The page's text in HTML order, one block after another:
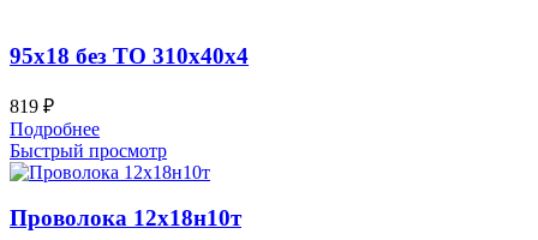
95х18 без ТО 310x40x4
819 ₽
Подробнее
Быстрый просмотр
Проволока 12х18н10т